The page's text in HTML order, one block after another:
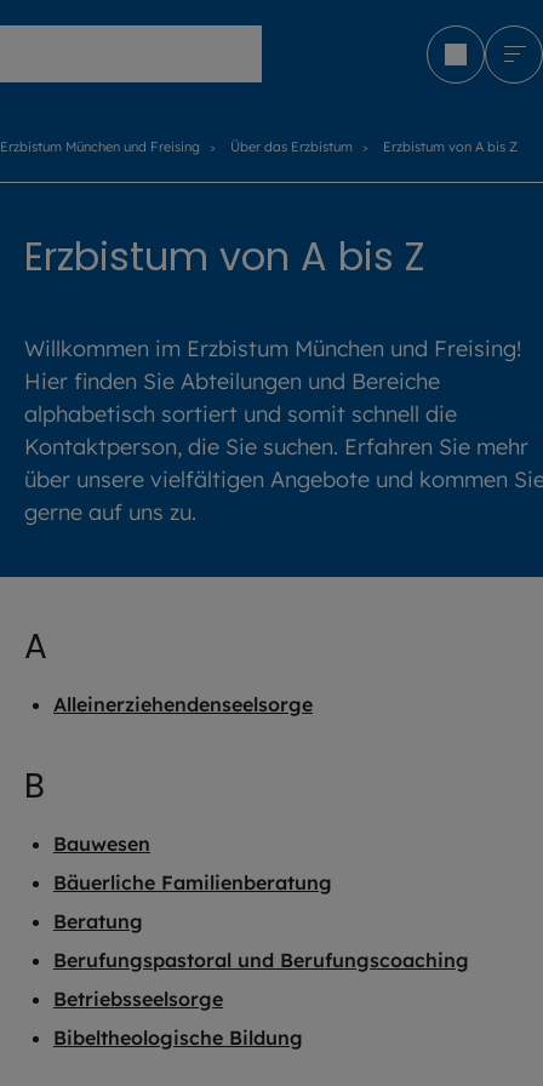
Erzbistum München und Freising Über das Erzbistum Erzbistum von A bis Z
Erzbistum von A bis Z
Willkommen im Erzbistum München und Freising!
Hier finden Sie Abteilungen und Bereiche
alphabetisch sortiert und somit schnell die
Kontaktperson, die Sie suchen. Erfahren Sie mehr
über unsere vielfältigen Angebote und kommen
gerne auf uns zu.
A
Alleinerziehendenseelsorge
B
Bauwesen
Bäuerliche Familienberatung
Beratung
Berufungspastoral und Berufungscoaching
Betriebsseelsorge
Bibeltheologische Bildung